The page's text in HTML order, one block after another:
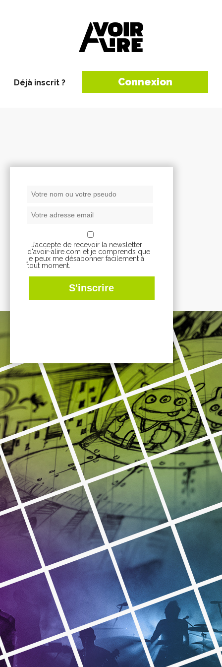
Déjà inscrit ? Connexion
J’accepte de recevoir la newsletter
d'avoir-alire.com et je comprends que
je peux me désabonner facilement à
tout moment.